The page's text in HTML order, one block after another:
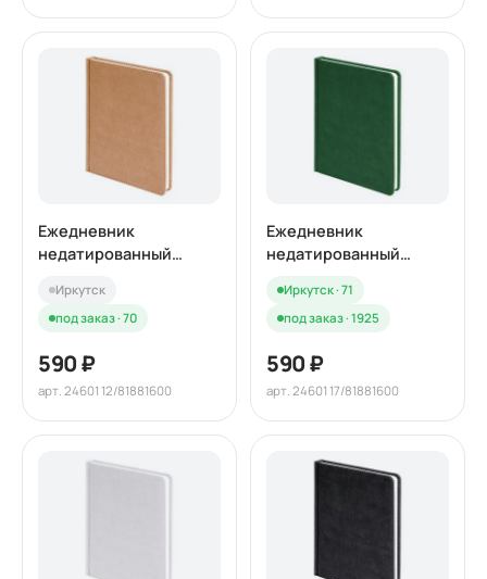
Ежедневник
недатированный
линейку
Иркутск
под заказ · 70
590 ₽
арт. 24601 12/81881600
Ежедневник
недатированный
линейку
Иркутск · 71
под заказ · 1925
590 ₽
арт. 24601 17/81881600